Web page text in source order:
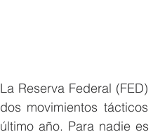
La Reserva Federal
dos movimientos
último año. Para nadie